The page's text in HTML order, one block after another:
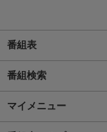
番組表
番組検索
マイメニュー